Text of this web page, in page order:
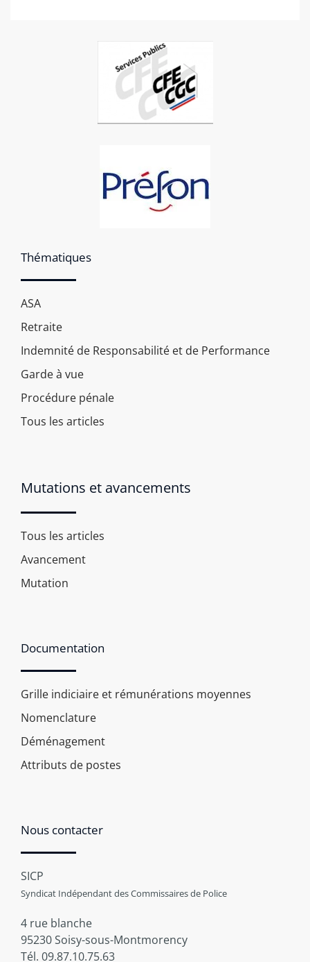
Thématiques
ASA
Retraite
Indemnité de Responsabilité et de Performance
Garde à vue
Procédure pénale
Tous les articles
Mutations et avancements
Tous les articles
Avancement
Mutation
Documentation
Grille indiciaire et rémunérations moyennes
Nomenclature
Déménagement
Attributs de postes
Nous contacter
SICP
Syndicat Indépendant des Commissaires de Police
4 rue blanche
95230 Soisy-sous-Montmorency
Tél. 09.87.10.75.63